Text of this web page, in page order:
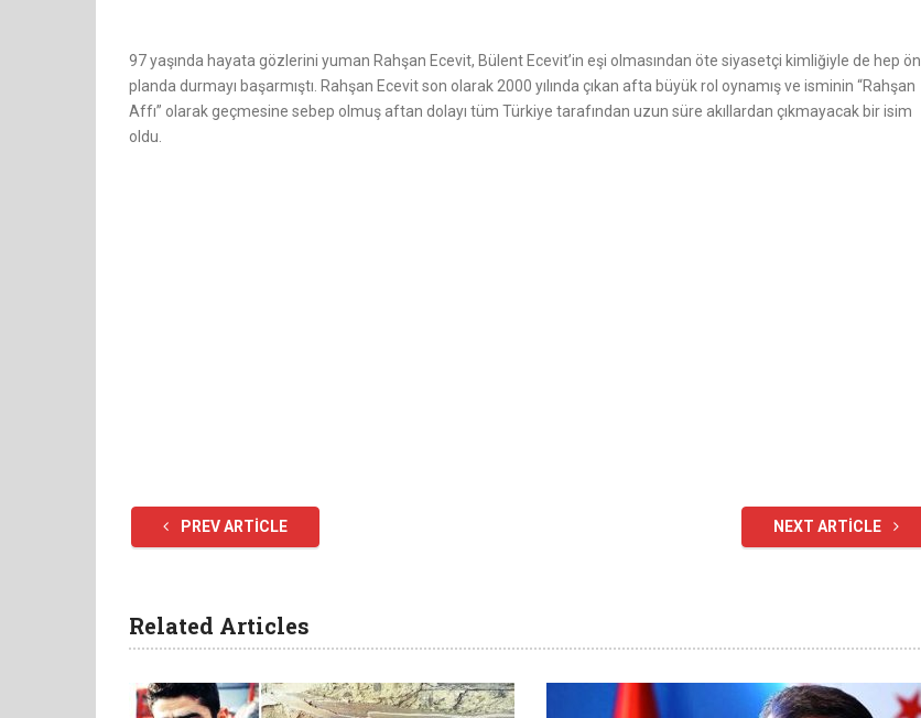
97 yaşında hayata gözlerini yuman Rahşan Ecevit, Bülent Ecevit’in eşi olmasından öte siyasetçi kimliğiyle de hep ön
planda durmayı başarmıştı. Rahşan Ecevit son olarak 2000 yılında çıkan afta büyük rol oynamış ve isminin “Rahşan
Affı” olarak geçmesine sebep olmuş aftan dolayı tüm Türkiye tarafından uzun süre akıllardan çıkmayacak bir isim
oldu.
PREV ARTICLE NEXT ARTICLE
Related Articles